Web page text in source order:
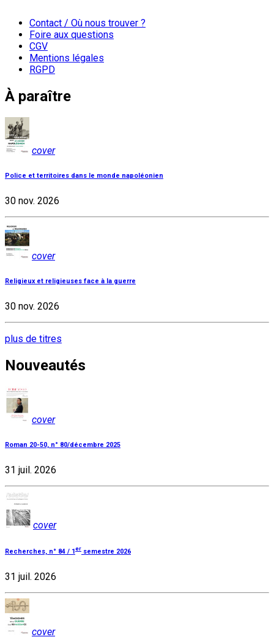
Contact / Où nous trouver ?
Foire aux questions
CGV
Mentions légales
RGPD
À paraître
cover
Police et territoires dans le monde napoléonien
30 nov. 2026
cover
Religieux et religieuses face à la guerre
30 nov. 2026
plus de titres
Nouveautés
cover
Roman 20-50, n° 80/décembre 2025
31 juil. 2026
cover
Recherches, n° 84 / 1 er semestre 2026
31 juil. 2026
cover